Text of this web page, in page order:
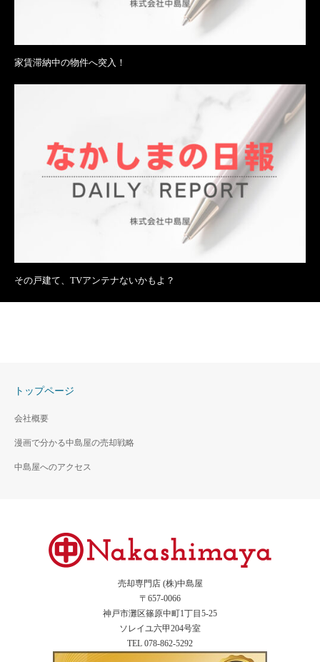
家賃滞納中の物件へ突入！
その戸建て、TVアンテナないかもよ？
トップページ
会社概要
漫画で分かる中島屋の売却戦略
中島屋へのアクセス
売却専門店 (株)中島屋
〒657-0066
神戸市灘区篠原中町1丁目5-25
ソレイユ六甲204号室
TEL 078-862-5292